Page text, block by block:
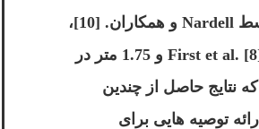
[9]، 1.68 متر توسط Nardell و همکاران. [10]،
1.73 متر توسط First et al. [8] و 1.75 متر در
گزارش NIOSH که نتایج حاصل از چندین
توصیه هایی برای